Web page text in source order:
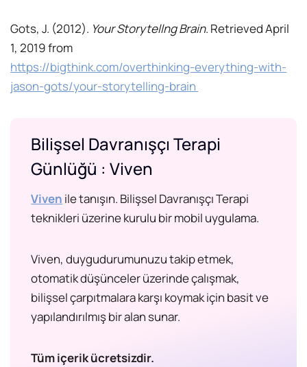
Gots, J. (2012). Your Storytellng Brain. Retrieved April
1, 2019 from
https://bigthink.com/overthinking-everything-with-
jason-gots/your-storytelling-brain
Bilişsel Davranışçı Terapi
Günlüğü : Viven
Viven ile tanışın. Bilişsel Davranışçı Terapi
teknikleri üzerine kurulu bir mobil uygulama.
Viven, duygudurumunuzu takip etmek,
otomatik düşünceler üzerinde çalışmak,
bilişsel çarpıtmalara karşı koymak için basit ve
yapılandırılmış bir alan sunar.
Tüm içerik ücretsizdir.